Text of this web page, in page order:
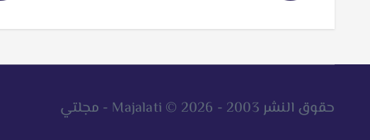
حقوق النشر 2003 - 2026 © Majalati - مجلتي